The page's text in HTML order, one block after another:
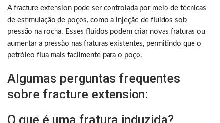
A fracture extension pode ser controlada por meio de técnicas
de estimulação de poços, como a injeção de fluidos sob
pressão na rocha. Esses fluidos podem criar novas fraturas ou
aumentar a pressão nas fraturas existentes, permitindo que o
petróleo flua mais facilmente para o poço.
Algumas perguntas frequentes
sobre fracture extension:
O que é uma fratura induzida?